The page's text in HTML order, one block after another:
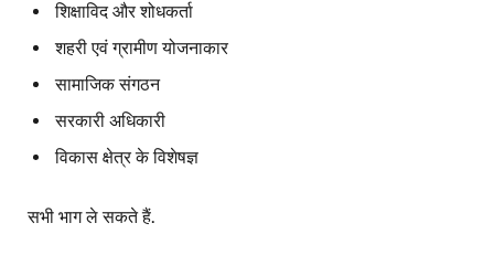
शिक्षाविद और शोधकर्ता
शहरी एवं ग्रामीण योजनाकार
सामाजिक संगठन
सरकारी अधिकारी
विकास क्षेत्र के विशेषज्ञ
सभी भाग ले सकते हैं.